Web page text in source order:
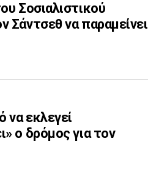
Σοσιαλιστικού
Σάντσεθ να παραμείνει
να εκλεγεί
ο δρόμος για τον